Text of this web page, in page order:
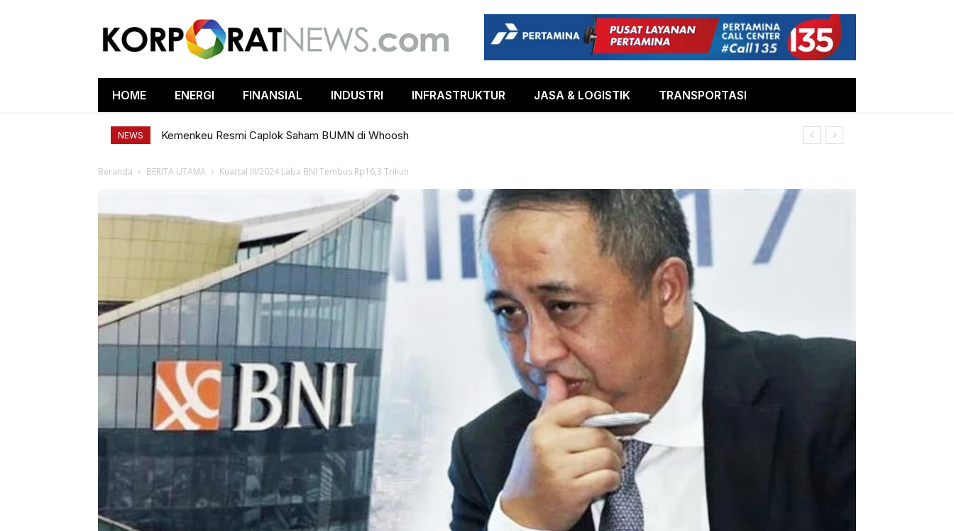
HOME ENERGI FINANSIAL INDUSTRI INFRASTRUKTUR JASA & LOGISTIK TRANSPORTASI
NEWS Kemenkeu Resmi Caplok Saham BUMN di Whoosh
Beranda BERITA UTAMA Kuartal III/2024 Laba BNI Tembus Rp16,3 Triliun